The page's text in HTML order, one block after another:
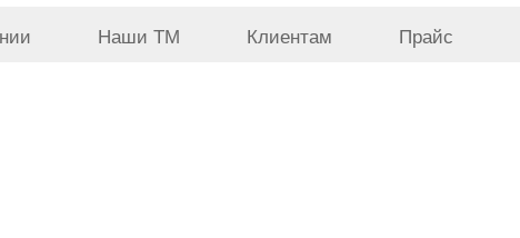
Наши ТМ Клиентам Прайс